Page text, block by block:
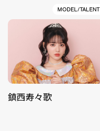
MODEL/TALENT
鎮西寿々歌